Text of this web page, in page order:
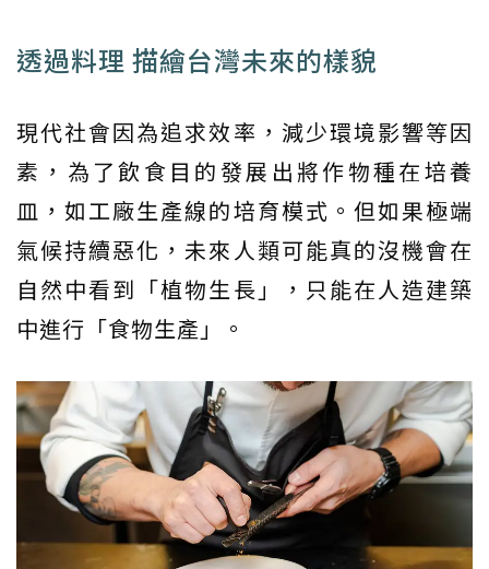
透過料理 描繪台灣未來的樣貌
現代社會因為追求效率，減少環境影響等因
素，為了飲食目的發展出將作物種在培養
皿，如工廠生產線的培育模式。但如果極端
氣候持續惡化，未來人類可能真的沒機會在
自然中看到「植物生長」，只能在人造建築
中進行「食物生產」。